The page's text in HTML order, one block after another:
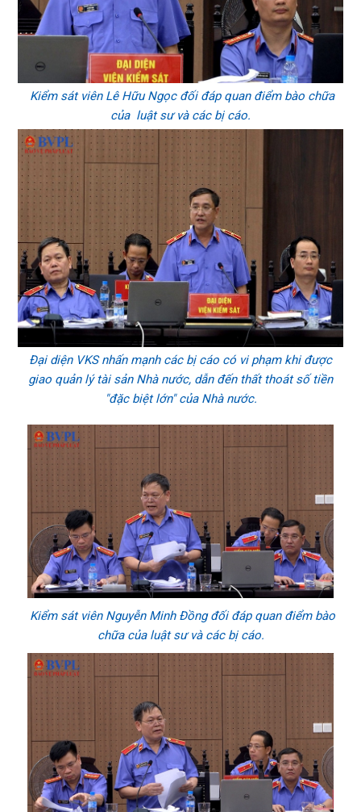
Kiểm sát viên Lê Hữu Ngọc đối đáp quan điểm bào chữa
của luật sư và các bị cáo.
Đại diện VKS nhấn mạnh các bị cáo có vi phạm khi được
giao quản lý tài sản Nhà nước, dẫn đến thất thoát số tiền
"đặc biệt lớn" của Nhà nước.
Kiểm sát viên Nguyễn Minh Đồng đối đáp quan điểm bào
chữa của luật sư và các bị cáo.